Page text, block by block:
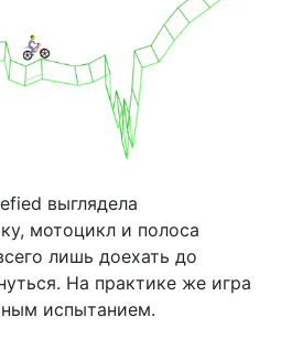
выглядела
мотоцикл и полоса
лишь доехать до
На практике же игра
испытанием.